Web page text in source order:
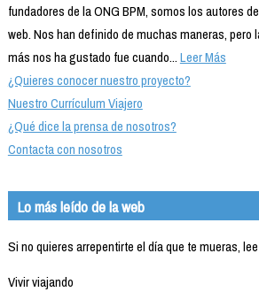
fundadores de la ONG BPM, somos los autores
web. Nos han definido de muchas maneras, pero
más nos ha gustado fue cuando...Leer Más
¿Quieres conocer nuestro proyecto?
Nuestro Currículum Viajero
¿Qué dice la prensa de nosotros?
Contacta con nosotros
Lo más leído de la web
Si no quieres arrepentirte el día que te mueras,
Vivir viajando